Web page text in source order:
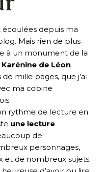
écoulées depuis ma
Mais rien de plus
à un monument de la
Karénine de Léon
mille pages, que j’ai
ma copine
rythme de lecture en
une lecture
de
personnages,
et de nombreux sujets